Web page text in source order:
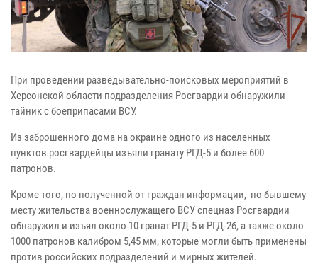
При проведении разведывательно-поисковых мероприятий в
Херсонской области подразделения Росгвардии обнаружили
тайник с боеприпасами ВСУ.
Из заброшенного дома на окраине одного из населенных
пунктов росгвардейцы изъяли гранату РГД-5 и более 600
патронов.
Кроме того, по полученной от граждан информации, по бывшему
местужительства военнослужащего ВСУ спецназ Росгвардии
обнаружил и изъял около 10 гранат РГД-5 и РГД-2б, а также около
1000 патронов калибром 5,45 мм, которые могли быть применены
против российских подразделений и мирных жителей.